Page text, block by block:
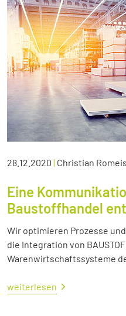
28.12.2020 | Christian Romeis
Eine
Baustoffhandel
Wir optimieren Prozesse
die Integration von
Warenwirtschaftssysteme
weiterlesen